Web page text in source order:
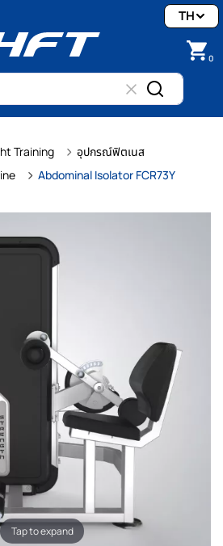
0
TH
Training
อุปกรณ์ฟิตเนส
Abdominal Isolator FCR73Y
Tap to expand